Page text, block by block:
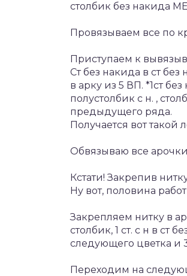
столбик без накида
Провязываем все по
Приступаем к
Ст без накида в ст
в арку из 5 ВП. *1ст без
полустолбик с н. ,
предыдущего ряда.
Получается вот такой
Обвязываю все
Кстати! Закрепив
Ну вот, половина
Закрепляем нитку в
столбик, 1 ст. с н в ст
следующего цветка и
Переходим на